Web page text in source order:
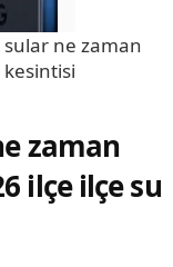
sular ne zaman
kesintisi
zaman
ilçe ilçe su